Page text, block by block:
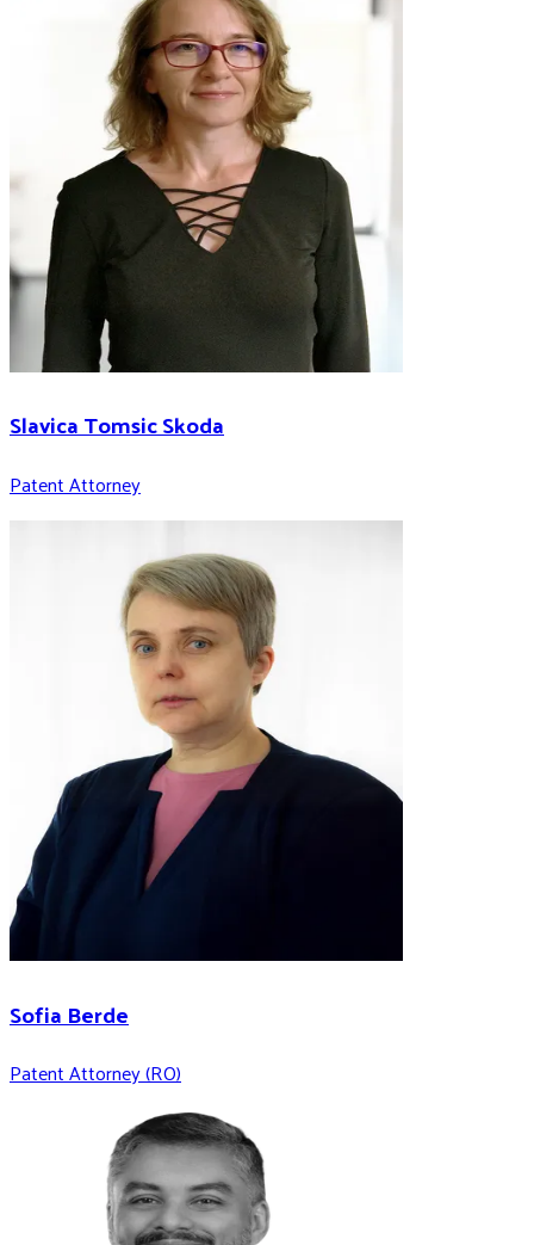
Slavica Tomsic Skoda
Patent Attorney
Sofia Berde
Patent Attorney (RO)